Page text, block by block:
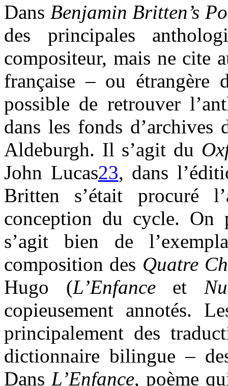
Dans Benjamin Britten’s
des principales
compositeur, mais ne cite
française – ou
possible de retrouver
dans les fonds d’archives
Aldeburgh. Il s’agit du
John Lucas23, dans
Britten s’était procuré
conception du cycle. On
s’agit bien de
composition des Quatre
Hugo (L’Enfanceet
copieusement annotés.
principalement des
dictionnaire bilingue –
Dans L’Enfance, poème